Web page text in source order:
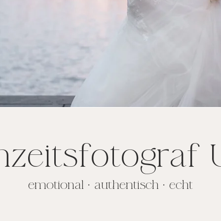
emotional • authentisch • echt